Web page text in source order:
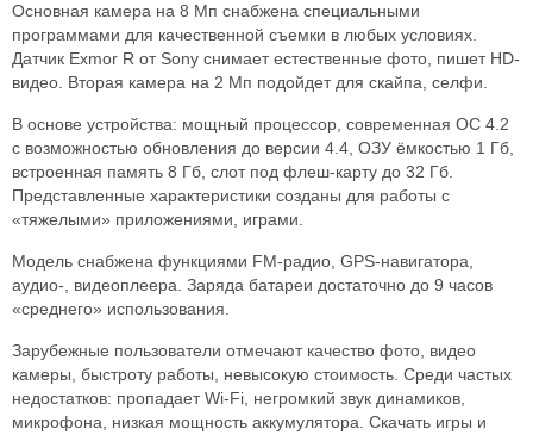
Основная камера на 8 Мп снабжена специальными
программами для качественной съемки в любых условиях.
Датчик Exmor R от Sony снимает естественные фото, пишет HD-
видео. Вторая камера на 2 Мп подойдет для скайпа, селфи.
В основе устройства: мощный процессор, современная ОС 4.2
с возможностью обновления до версии 4.4, ОЗУ ёмкостью 1 Гб,
встроенная память 8 Гб, слот под флеш-карту до 32 Гб.
Представленные характеристики созданы для работы с
«тяжелыми» приложениями, играми.
Модель снабжена функциями FM-радио, GPS-навигатора,
аудио-, видеоплеера. Заряда батареи достаточно до 9 часов
«среднего» использования.
Зарубежные пользователи отмечают качество фото, видео
камеры, быстроту работы, невысокую стоимость. Среди частых
недостатков: пропадает Wi-Fi, негромкий звук динамиков,
микрофона, низкая мощность аккумулятора. Скачать игры и